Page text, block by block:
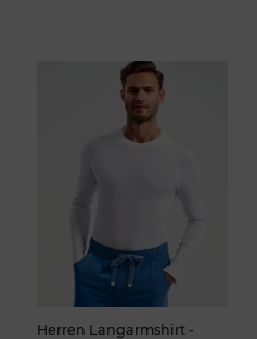
Herren Langarmshirt -